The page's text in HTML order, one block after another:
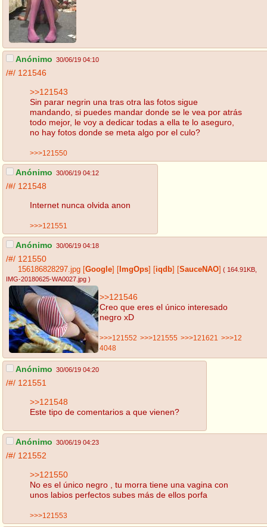
Anónimo 30/06/19 04:10
/#/ 121546
>>121543
Sin parar negrin una tras otra las fotos sigue
mandando, si puedes mandar donde se le vea por atrás
todo mejor, le voy a dedicar todas a ella te lo aseguro,
no hay fotos donde se meta algo por el culo?
>>>121550
Anónimo 30/06/19 04:12
/#/ 121548
Internet nunca olvida anon
>>>121551
Anónimo 30/06/19 04:18
/#/ 121550
156186828297.jpg Google ImgOps iqdb SauceNAO ( 164.91KB
IMG-20180625-WA0027.jpg )
>>121546
Creo que eres el único interesado
negro xD
>>>121552 >>>121555 >>>121621
>>>12
4048
Anónimo 30/06/19 04:20
/#/ 121551
>>121548
Este tipo de comentarios a que vienen?
Anónimo 30/06/19 04:23
/#/ 121552
>>121550
No es el único negro , tu morra tiene una vagina con
unos labios perfectos subes más de ellos porfa
>>>121553